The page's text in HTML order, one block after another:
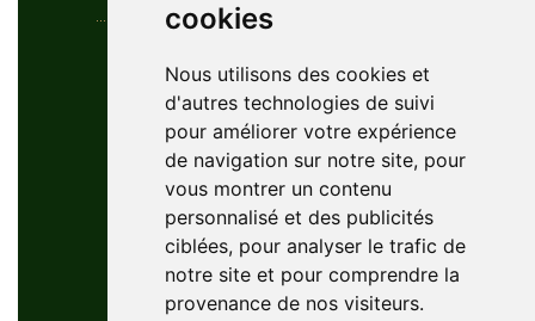
cookies
Nous utilisons des cookies et
d'autres technologies de suivi
pour améliorer votre expérience
de navigation sur notre site, pour
vous montrer un contenu
personnalisé et des publicités
ciblées, pour analyser le trafic de
notre site et pour comprendre la
provenance de nos visiteurs.
Coordonnées
YouGolfTours Sàrl
+41 77 956 18 34
1950 Sion, Wallis, Switzerland
info@yougolftours.com
Privacy Policy
Conditions Générales